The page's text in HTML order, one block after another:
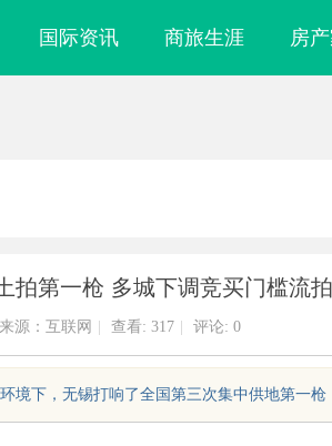
国际资讯 商旅生涯 房
拍第一枪 多城下调竞买门槛流
来源：互联网 查看: 317 评论: 0
境下，无锡打响了全国第三次集中供地第一